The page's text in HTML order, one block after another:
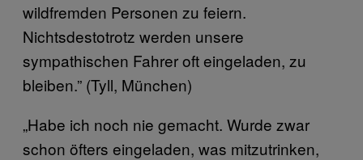
wildfremden Personen zu feiern.
Nichtsdestotrotz werden unsere
sympathischen Fahrer oft eingeladen, zu
bleiben.” (Tyll, München)
„Habe ich noch nie gemacht. Wurde zwar
schon öfters eingeladen, was mitzutrinken,